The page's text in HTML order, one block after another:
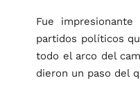
Fue
partidos políticos
todo el arco del
dieron un paso del